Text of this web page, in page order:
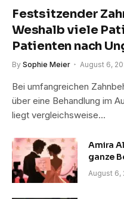
Festsitzender
Weshalb viele
Patienten nach
By Sophie Meier August 6,
Bei umfangreichen
über eine Behandlung im
liegt vergleichsweise…
Amira
ganze
August 6,